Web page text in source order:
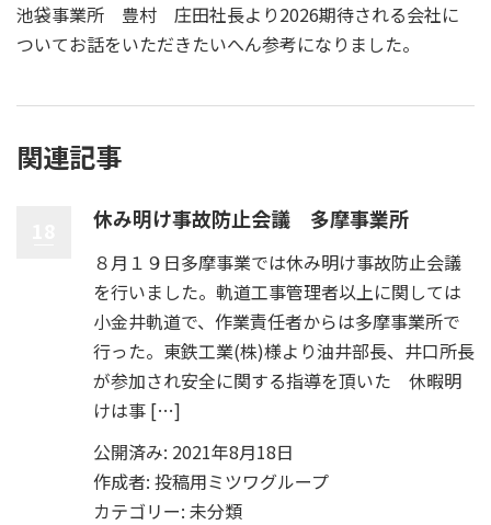
池袋事業所 豊村 庄田社長より2026期待される会社に
ついてお話をいただきたいへん参考になりました。
関連記事
休み明け事故防止会議 多摩事業所
８月１９日多摩事業では休み明け事故防止会議
を行いました。軌道工事管理者以上に関しては
小金井軌道で、作業責任者からは多摩事業所で
行った。東鉄工業(株)様より油井部長、井口所長
が参加され安全に関する指導を頂いた 休暇明
けは事 […]
公開済み: 2021年8月18日
作成者: 投稿用ミツワグループ
カテゴリー: 未分類